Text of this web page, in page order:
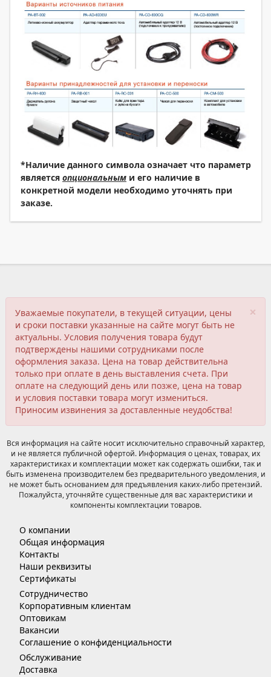
*Наличие данного символа означает что параметр
является опциональным и его наличие в
конкретной модели необходимо уточнять при
заказе.
×
Уважаемые покупатели, в текущей ситуации, цены
и сроки поставки указанные на сайте могут быть не
актуальны. Условия получения товара будут
подтверждены нашими сотрудниками после
оформления заказа. Цена на товар действительна
только при оплате в день выставления счета. При
оплате на следующий день или позже, цена на товар
и условия поставки товара могут измениться.
Приносим извинения за доставленные неудобства!
Вся информация на сайте носит исключительно справочный характер,
и не является публичной офертой. Информация о ценах, товарах, их
характеристиках и комплектации может как содержать ошибки, так и
быть изменена производителем без предварительного уведомления, и
не может быть основанием для предъявления каких-либо претензий.
Пожалуйста, уточняйте существенные для вас характеристики и
компоненты комплектации товаров.
О компании
Общая информация
Контакты
Наши реквизиты
Сертификаты
Сотрудничество
Корпоративным клиентам
Оптовикам
Вакансии
Соглашение о конфиденциальности
Обслуживание
Доставка